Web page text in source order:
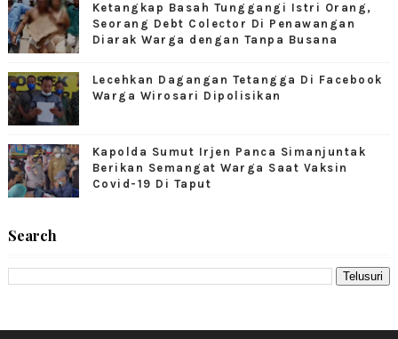
Ketangkap Basah Tunggangi Istri Orang,
Seorang Debt Colector Di Penawangan
Diarak Warga dengan Tanpa Busana
Lecehkan Dagangan Tetangga Di Facebook
Warga Wirosari Dipolisikan
Kapolda Sumut Irjen Panca Simanjuntak
Berikan Semangat Warga Saat Vaksin
Covid-19 Di Taput
Search